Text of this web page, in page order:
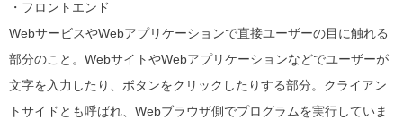
・フロントエンド
WebサービスやWebアプリケーションで直接ユーザーの目に触れる
部分のこと。 WebサイトやWebアプリケーションなどでユーザーが
文字を入力したり、ボタンをクリックしたりする部分。クライアン
トサイドとも呼ばれ、Webブラウザ側でプログラムを実行していま